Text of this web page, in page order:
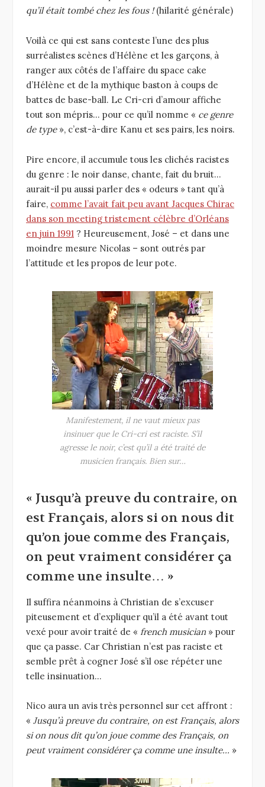
qu’il était tombé chez les fous !(hilarité générale)
Voilà ce qui est sans conteste l’une des plus
surréalistes scènes d’Hélène et les garçons, à
ranger aux côtés de l’affaire du space cake
d’Hélène et de la mythique baston à coups de
battes de base-ball. Le Cri-cri d’amour affiche
tout son mépris… pour ce qu’il nomme « ce genre
de type », c’est-à-dire Kanu et ses pairs, les noirs.
Pire encore, il accumule tous les clichés racistes
du genre : le noir danse, chante, fait du bruit…
aurait-il pu aussi parler des « odeurs » tant qu’à
faire, comme l’avait fait peu avant Jacques Chirac
dans son meeting tristement célèbre d’Orléans
en juin 1991 ? Heureusement, José – et dans une
moindre mesure Nicolas – sont outrés par
l’attitude et les propos de leur pote.
Manifestement, il ne vaut mieux pas
insinuer que le Cri-cri est raciste. S’il
agresse le noir, c’est qu’il a été traité de
musicien français. Bien sur…
« Jusqu’à preuve du contraire, on
est Français, alors si on nous dit
qu’on joue comme des Français,
on peut vraiment considérer ça
comme une insulte… »
Il suffira néanmoins à Christian de s’excuser
piteusement et d’expliquer qu’il a été avant tout
vexé pour avoir traité de « french musician » pour
que ça passe. Car Christian n’est pas raciste et
semble prêt à cogner José s’il ose répéter une
telle insinuation…
Nico aura un avis très personnel sur cet affront :
« Jusqu’à preuve du contraire, on est Français, alors
si on nous dit qu’on joue comme des Français, on
peut vraiment considérer ça comme une insulte… »